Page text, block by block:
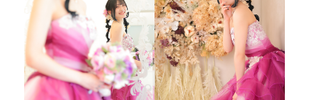
振袖
ホワイトベル豊橋
振袖レンタルサイト